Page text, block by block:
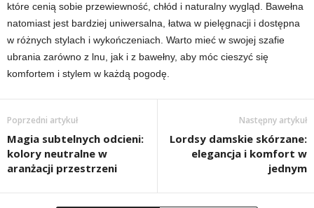
które cenią sobie przewiewność, chłód i naturalny wygląd. Bawełna
natomiast jest bardziej uniwersalna, łatwa w pielęgnacji i dostępna
w różnych stylach i wykończeniach. Warto mieć w swojej szafie
ubrania zarówno z lnu, jak i z bawełny, aby móc cieszyć się
komfortem i stylem w każdą pogodę.
Poprzedni artykuł
Magia subtelnych odcieni:
kolory neutralne w
aranżacji przestrzeni
Następny artykuł
Lordsy damskie skórzane:
elegancja i komfort w
jednym